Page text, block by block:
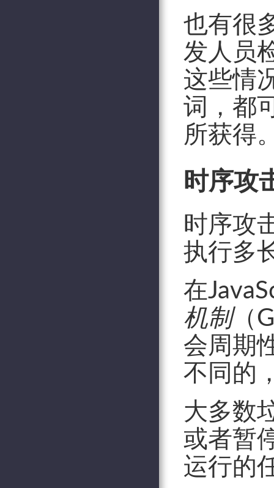
也有很
发人员
这些情
词，都
所获得
时序攻
时序攻
执行多
在
机制（
会周期
不同的
大多数
或者暂
运行的